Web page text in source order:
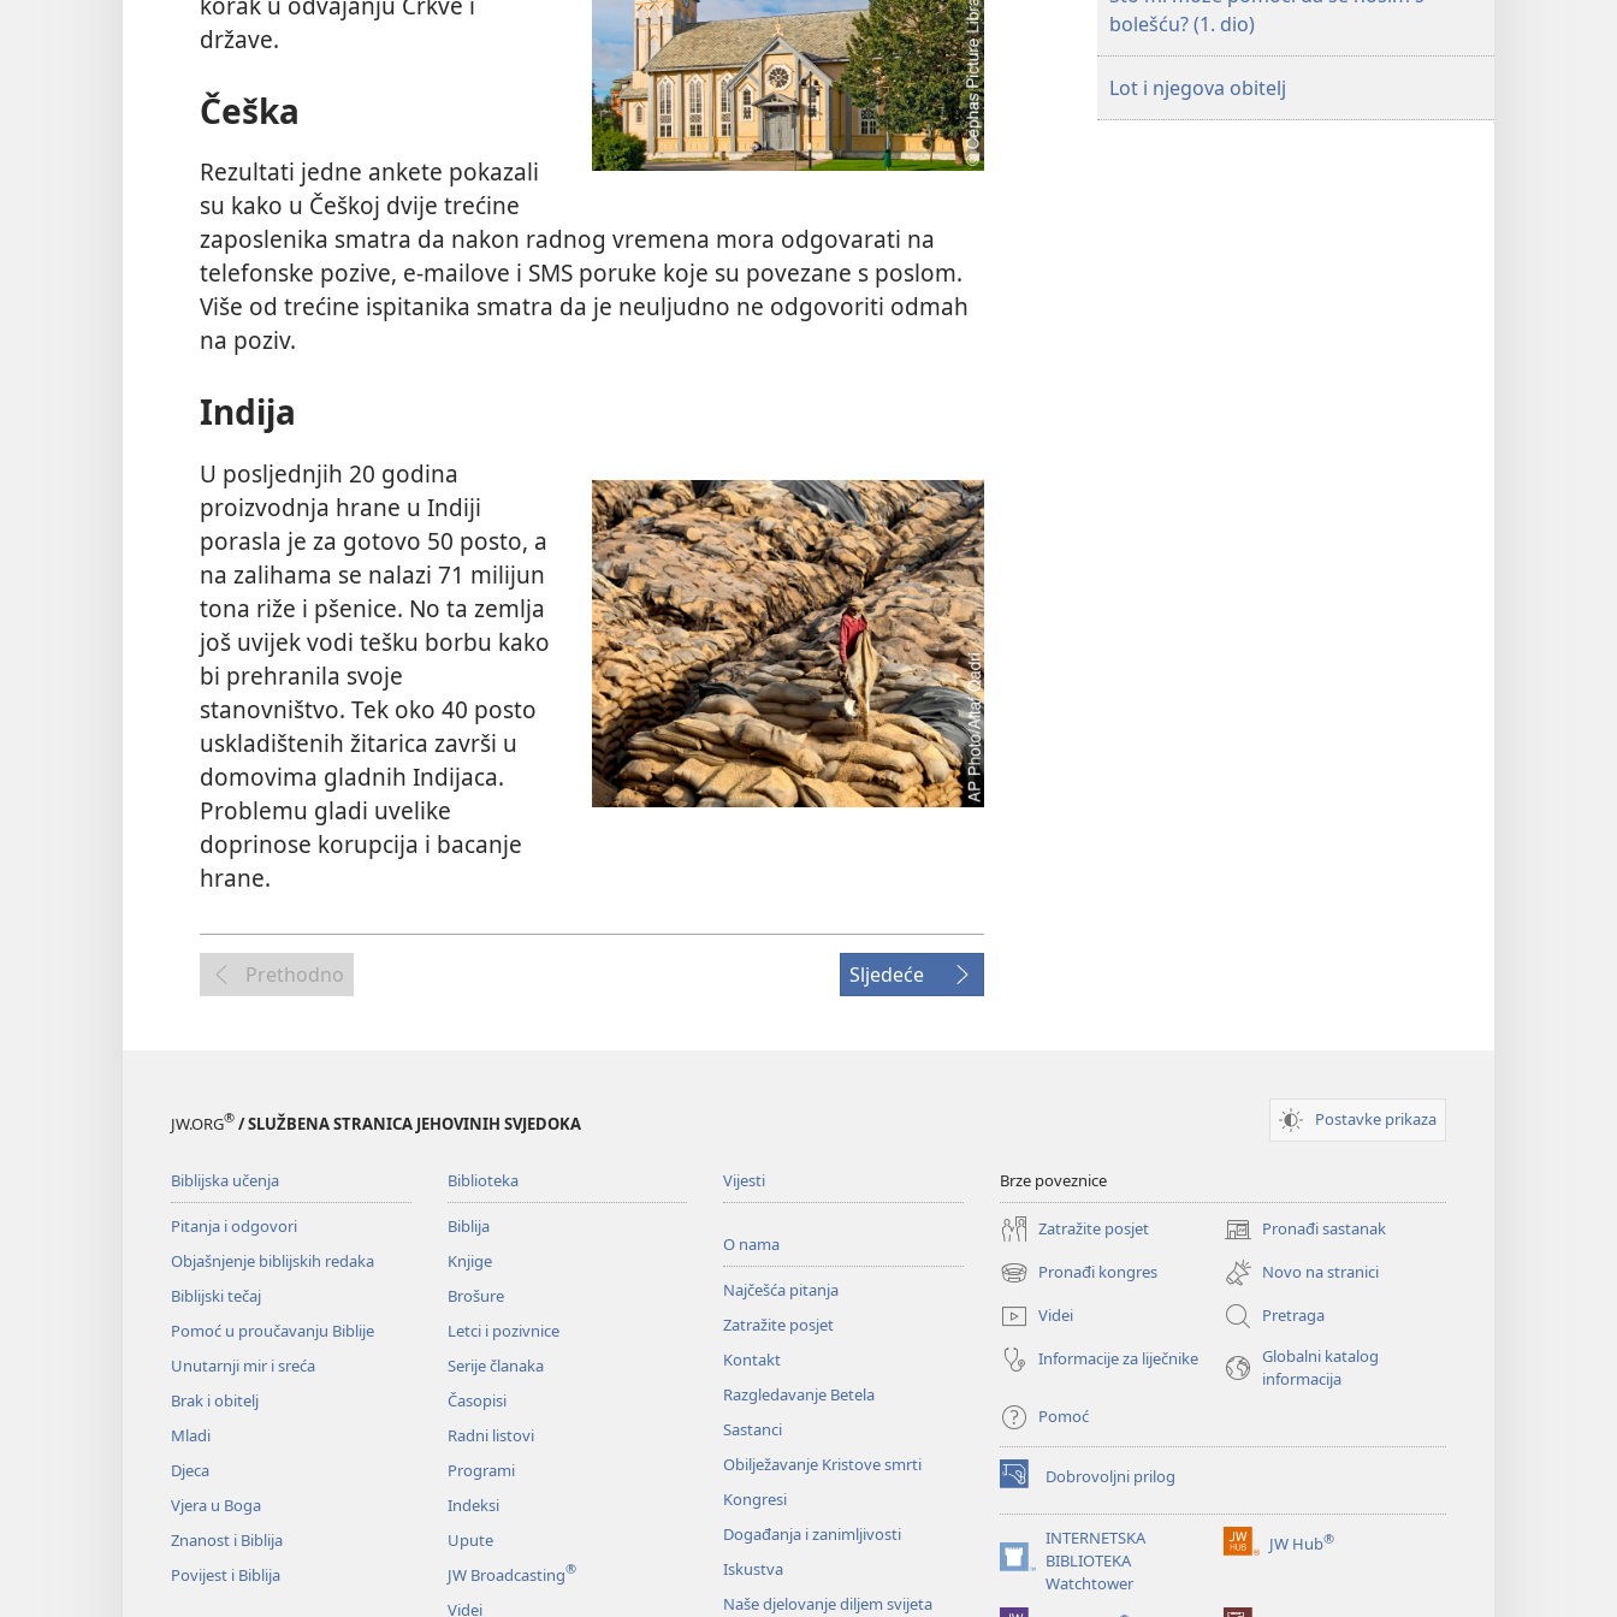
države.
Češka
Rezultati jedne ankete pokazali
su kako u Češkoj dvije trećine
zaposlenika smatra da nakon radnog vremena mora odgovarati na
telefonske pozive, e-mailove i SMS poruke koje su povezane s poslom.
Više od trećine ispitanika smatra da je neuljudno ne odgovoriti odmah
na poziv.
Indija
U posljednjih 20 godina
proizvodnja hrane u Indiji
porasla je za gotovo 50 posto, a
na zalihama se nalazi 71 milijun
tona riže i pšenice. No ta zemlja
još uvijek vodi tešku borbu kako
bi prehranila svoje
stanovništvo. Tek oko 40 posto
uskladištenih žitarica završi u
domovima gladnih Indijaca.
Problemu gladi uvelike
doprinose korupcija i bacanje
hrane.
Prethodno Sljedeće
bolešću? (1. dio)
Lot i njegova obitelj
JW.ORG® / SLUŽBENA STRANICA JEHOVINIH SVJEDOKA Postavke prikaza
Biblijska učenja
Pitanja i odgovori
Objašnjenje biblijskih redaka
Biblijski tečaj
Pomoć u proučavanju Biblije
Unutarnji mir i sreća
Brak i obitelj
Mladi
Djeca
Vjera u Boga
Znanost i Biblija
Povijest i Biblija
Biblioteka
Biblija
Knjige
Brošure
Letci i pozivnice
Serije članaka
Časopisi
Radni listovi
Programi
Indeksi
Upute
JW Broadcasting®
Videi
Vijesti
O nama
Najčešća pitanja
Zatražite posjet
Kontakt
Razgledavanje Betela
Sastanci
Obilježavanje Kristove smrti
Kongresi
Događanja i zanimljivosti
Iskustva
Naše djelovanje diljem svijeta
Brze poveznice
Zatražite posjet Pronađi sastanak
(otvara
se
novi
prozor)
Pronađi kongres
(otvara
se
novi
prozor)
Novo na stranici
Videi
Pretraga
Informacije za liječnike
Globalni katalog
informacija
Pomoć
Dobrovoljni prilog
(otvara
se
prozor)
INTERNETSKA
BIBLIOTEKA
Watchtower
(otvara
JW Hub®
(otvara